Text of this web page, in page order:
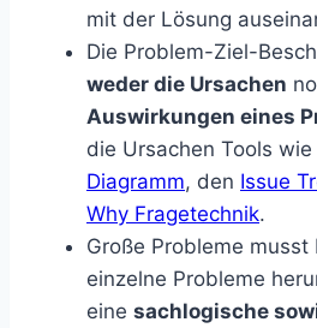
mit der Lösung
Die Problem-Ziel-
weder die Ursachen
Auswirkungen eines
die Ursachen Tools wie
Diagramm, den Issue
Why Fragetechnik.
Große Probleme musst
einzelne Probleme
eine sachlogische